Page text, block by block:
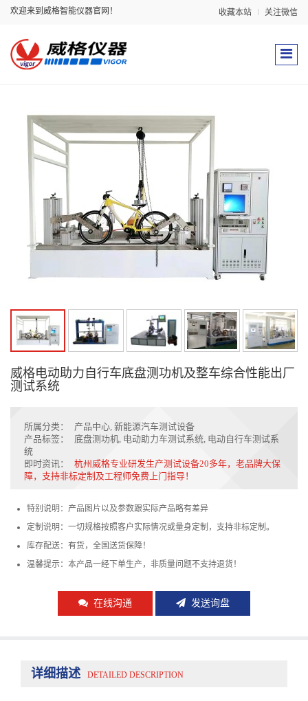
欢迎来到威格智能仪器官网！ 收藏本站 关注微信
威格电动助力自行车底盘测功机及整车综合性能出厂
测试系统
所属分类： 产品中心, 新能源汽车测试设备
产品标签：
底盘测功机, 电动助力车测试系统, 电动自行车测试系
统
即时资讯：
杭州威格专业研发生产测试设备20多年，老品牌大保
障，支持非标定制及工程师免费上门指导！
特别说明：产品图片以及参数跟实际产品略有差异
定制说明：一切规格按照客户实际情况或量身定制，支持非标定制。
库存配送：有货，全国送货保障！
温馨提示：本产品一经下单生产，非质量问题不支持退货！
在线沟通 发送询盘
详细描述 DETAILED DESCRIPTION